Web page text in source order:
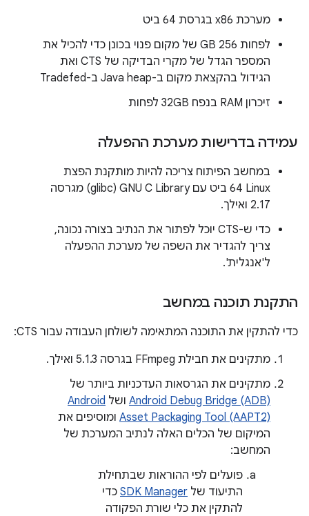
מערכת x86 בגרסת 64 ביט
לפחות 256 GB של מקום פנוי בכונן כדי להכיל את
המספר הגדל של מקרי הבדיקה של CTS ואת
הגידול בהקצאת מקום ב-Java heap ב-Tradefed
זיכרון RAM בנפח 32GB לפחות
עמידה בדרישות מערכת ההפעלה
במחשב הפיתוח צריכה להיות מותקנת הפצת
Linux‏ 64 ביט עם GNU C Library‏ (glibc) מגרסה
2.17 ואילך.
כדי ש-CTS יוכל לפתור את הנתיב בצורה נכונה,
צריך להגדיר את השפה של מערכת ההפעלה
ל'אנגלית'.
התקנת תוכנה במחשב
כדי להתקין את התוכנה המתאימה לשולחן העבודה עבור CTS:
מתקינים את חבילת FFmpeg בגרסה 5.1.3 ואילך.
מתקינים את הגרסאות העדכניות ביותר של
Android Debug Bridge (ADB) ושל Android
Asset Packaging Tool (AAPT2) ומוסיפים את
המיקום של הכלים האלה לנתיב המערכת של
המחשב:
פועלים לפי ההוראות שבתחילת
התיעוד של SDK Manager כדי
להתקין את כלי שורת הפקודה